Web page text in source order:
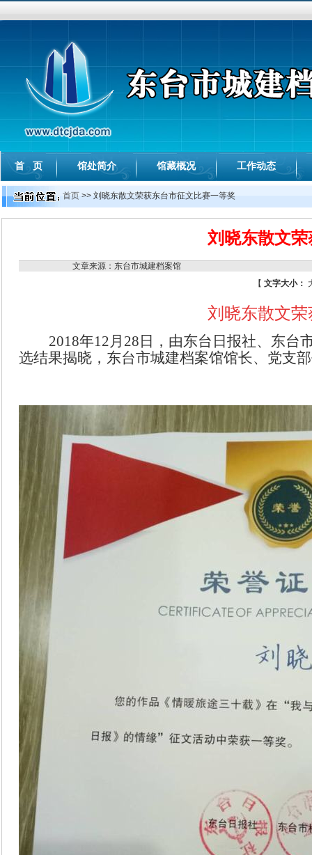
首 页 馆处简介 馆藏概况 工作动态
首页 >> 刘晓东散文荣获东台市征文比赛一等奖
刘晓东散文
文章来源：东台市城建档案馆
【 文字大小：
刘晓东散文
2018年12月28日，由东台日报社、东台
选结果揭晓，东台市城建档案馆馆长、党支